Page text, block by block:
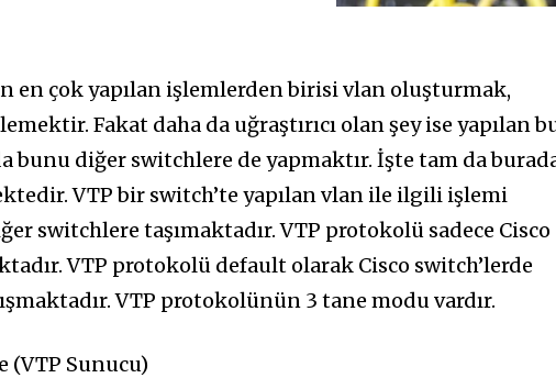
en çok yapılan işlemlerden birisi vlan oluşturmak,
Fakat daha da uğraştırıcı olan şey ise yapılan
bunu diğer switchlere de yapmaktır. İşte tam da
VTP bir switch’te yapılan vlan ile ilgili işlemi
switchlere taşımaktadır. VTP protokolü sadece Cisco
VTP protokolü default olarak Cisco switch’lerde
VTP protokolünün 3 tane modu vardır.
(VTP Sunucu)